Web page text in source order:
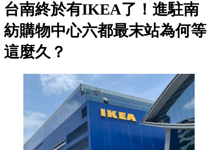
台南終於有IKEA了！進駐南
紡購物中心六都最末站為何等
這麼久？